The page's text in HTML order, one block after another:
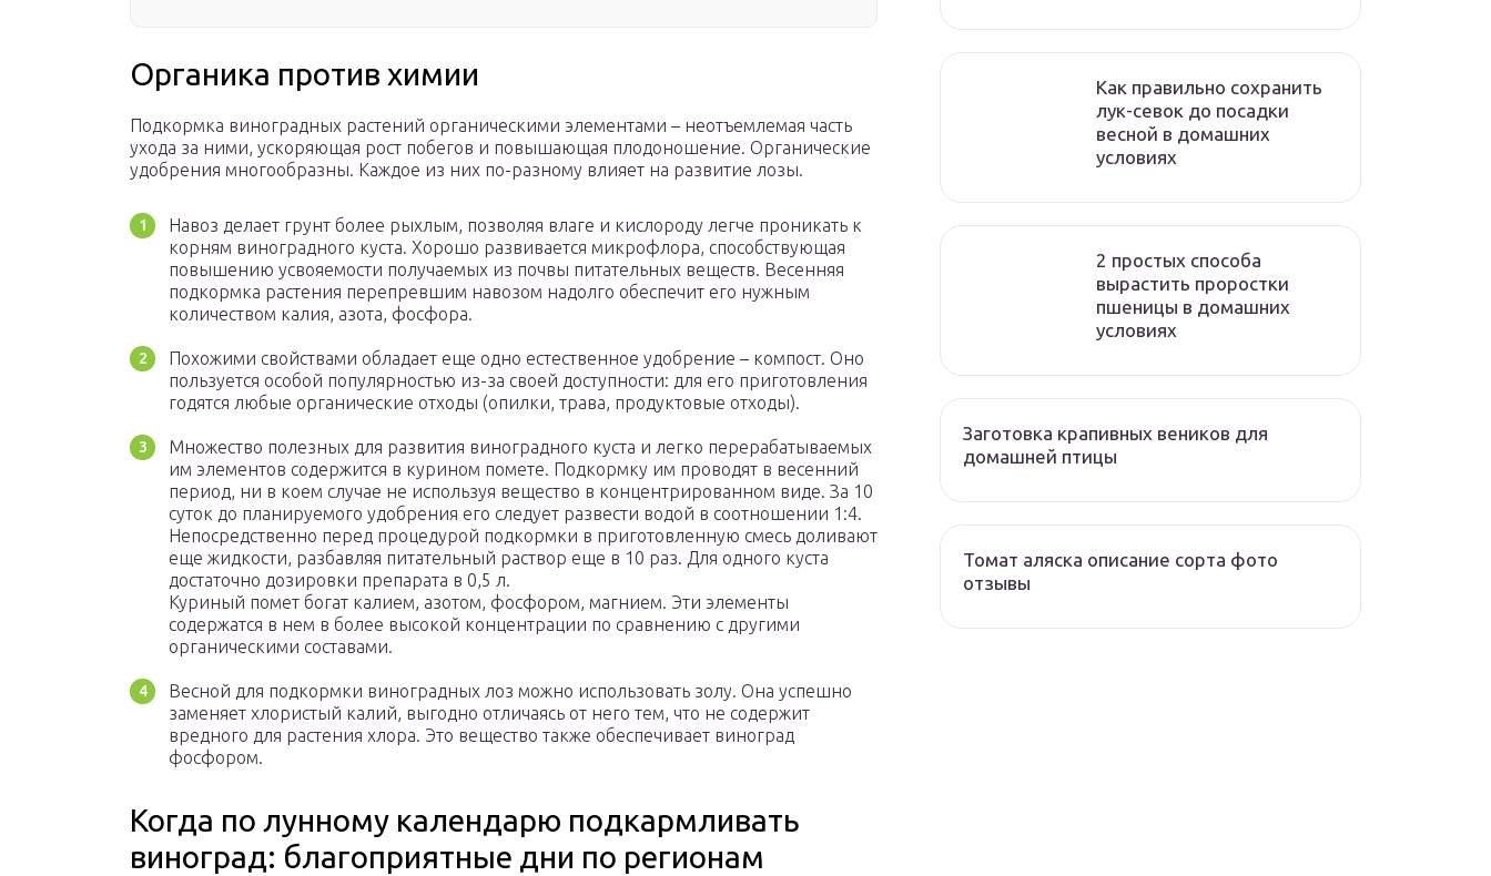
Органика против химии
Подкормка виноградных растений органическими элементами – неотъемлемая часть
ухода за ними, ускоряющая рост побегов и повышающая плодоношение. Органические
удобрения многообразны. Каждое из них по-разному влияет на развитие лозы.
Навоз делает грунт более рыхлым, позволяя влаге и кислороду легче проникать к
корням виноградного куста. Хорошо развивается микрофлора, способствующая
повышению усвояемости получаемых из почвы питательных веществ. Весенняя
подкормка растения перепревшим навозом надолго обеспечит его нужным
количеством калия, азота, фосфора.
Похожими свойствами обладает еще одно естественное удобрение – компост. Оно
пользуется особой популярностью из-за своей доступности: для его приготовления
годятся любые органические отходы (опилки, трава, продуктовые отходы).
Множество полезных для развития виноградного куста и легко перерабатываемых
им элементов содержится в курином помете. Подкормку им проводят в весенний
период, ни в коем случае не используя вещество в концентрированном виде. За 10
суток до планируемого удобрения его следует развести водой в соотношении 1:4.
Непосредственно перед процедурой подкормки в приготовленную смесь доливают
еще жидкости, разбавляя питательный раствор еще в 10 раз. Для одного куста
достаточно дозировки препарата в 0,5 л.
Куриный помет богат калием, азотом, фосфором, магнием. Эти элементы
содержатся в нем в более высокой концентрации по сравнению с другими
органическими составами.
Весной для подкормки виноградных лоз можно использовать золу. Она успешно
заменяет хлористый калий, выгодно отличаясь от него тем, что не содержит
вредного для растения хлора. Это вещество также обеспечивает виноград
фосфором.
Когда по лунному календарю подкармливать
виноград: благоприятные дни по регионам
Как правильно сохранить
лук-севок до посадки
весной в домашних
условиях
2 простых способа
вырастить проростки
пшеницы в домашних
условиях
Заготовка крапивных веников для
домашней птицы
Томат аляска описание сорта фото
отзывы